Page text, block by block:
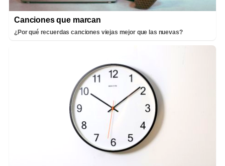
Canciones que marcan
¿Por qué recuerdas canciones viejas mejor que las nuevas?